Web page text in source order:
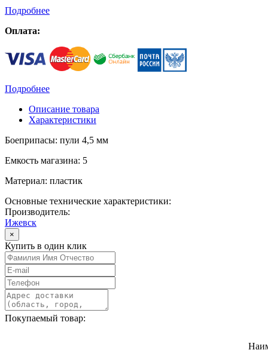
Подробнее
Оплата:
Подробнее
Описание товара
Характеристики
Боеприпасы: пули 4,5 мм
Емкость магазина: 5
Материал: пластик
Основные технические характеристики:
Производитель:
Ижевск
×
Купить в один клик
Покупаемый товар: